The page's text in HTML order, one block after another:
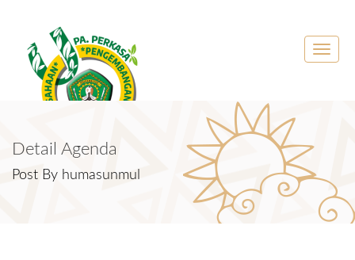
Toggle
Detail Agenda
Post By humasunmul